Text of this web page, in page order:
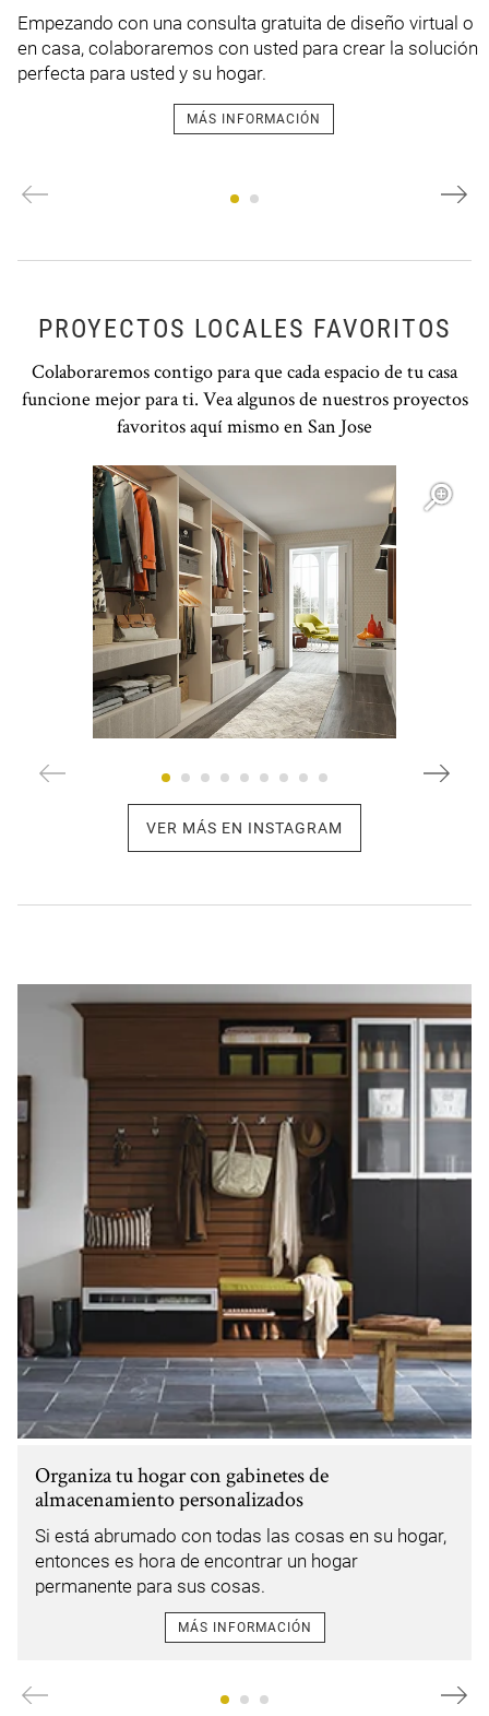
Empezando con una consulta gratuita de diseño virtual o
en casa, colaboraremos con usted para crear la solución
perfecta para usted y su hogar.
MÁS INFORMACIÓN
PROYECTOS LOCALES FAVORITOS
Colaboraremos contigo para que cada espacio de tu casa
funcione mejor para ti. Vea algunos de nuestros proyectos
favoritos aquí mismo en San Jose
Open item modal
VER MÁS EN INSTAGRAM
Organiza tu hogar con gabinetes de
almacenamiento personalizados
Si está abrumado con todas las cosas en su hogar,
entonces es hora de encontrar un hogar
permanente para sus cosas.
MÁS INFORMACIÓN